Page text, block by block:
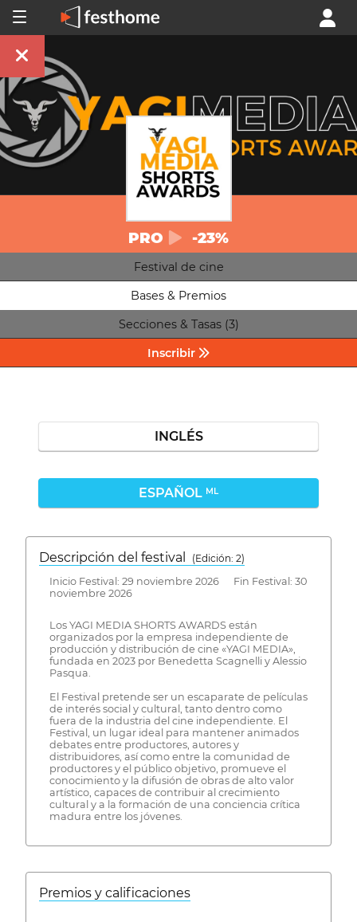
PRO -23%
Festival de cine
Bases & Premios
Secciones & Tasas (3)
Inscribir
INGLÉS
ESPAÑOL ML
Descripción del festival
( Edición: 2)
Inicio Festival: 29 noviembre 2026 Fin Festival: 30
noviembre 2026
Los YAGI MEDIA SHORTS AWARDS están
organizados por la empresa independiente de
producción y distribución de cine «YAGI MEDIA»,
fundada en 2023 por Benedetta Scagnelli y Alessio
Pasqua.
El Festival pretende ser un escaparate de películas
de interés social y cultural, tanto dentro como
fuera de la industria del cine independiente. El
Festival, un lugar ideal para mantener animados
debates entre productores, autores y
distribuidores, así como entre la comunidad de
productores y el público objetivo, promueve el
conocimiento y la difusión de obras de alto valor
artístico, capaces de contribuir al crecimiento
cultural y a la formación de una conciencia crítica
madura entre los jóvenes.
Premios y calificaciones